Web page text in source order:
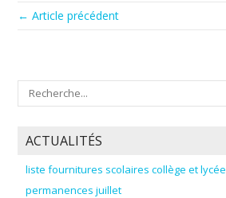
← Article précédent
ACTUALITÉS
liste fournitures scolaires collège et lycée
permanences juillet